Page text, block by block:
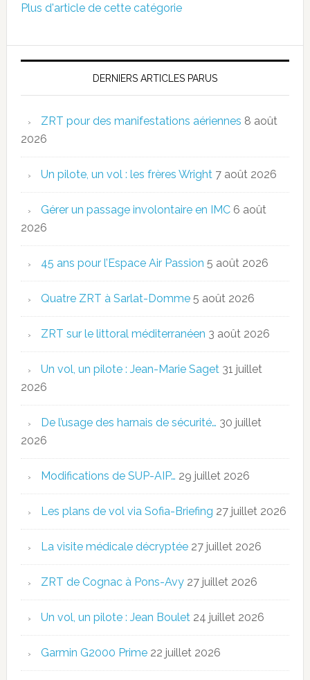
Plus d'article de cette catégorie
DERNIERS ARTICLES PARUS
ZRT pour des manifestations aériennes 8 août
2026
Un pilote, un vol : les frères Wright 7 août 2026
Gérer un passage involontaire en IMC 6 août
2026
45 ans pour l’Espace Air Passion 5 août 2026
Quatre ZRT à Sarlat-Domme 5 août 2026
ZRT sur le littoral méditerranéen 3 août 2026
Un vol, un pilote : Jean-Marie Saget 31 juillet
2026
De l’usage des harnais de sécurité… 30 juillet
2026
Modifications de SUP-AIP… 29 juillet 2026
Les plans de vol via Sofia-Briefing 27 juillet 2026
La visite médicale décryptée 27 juillet 2026
ZRT de Cognac à Pons-Avy 27 juillet 2026
Un vol, un pilote : Jean Boulet 24 juillet 2026
Garmin G2000 Prime 22 juillet 2026